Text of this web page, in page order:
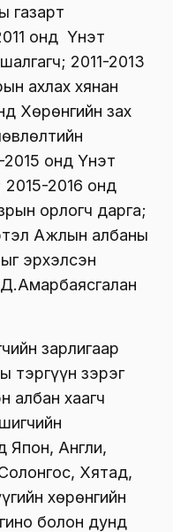
газарт
онд Үнэт
2011-2013
ахлах хянан
Хөрөнгийн зах
2015 онд Үнэт
2015-2016 онд
орлогч дарга;
Ажлын албаны
эрхэлсэн
зарлигаар
тэргүүн зэрэг
албан хаагч
Япон, Англи,
Хятад,
хөрөнгийн
болон дунд